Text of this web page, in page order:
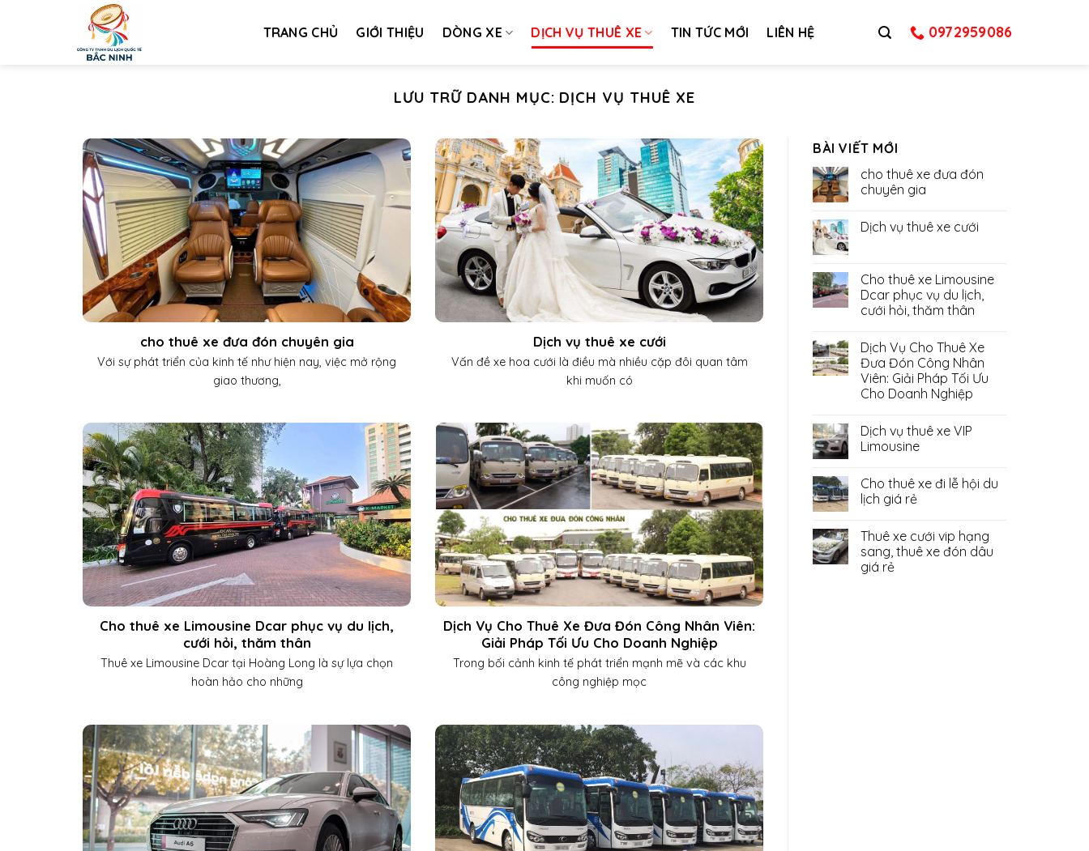
TRANG CHỦ GIỚI THIỆU DÒNG XE DỊCH VỤ THUÊ XE TIN TỨC MỚI LIÊN HỆ 0972959086
LƯU TRỮ DANH MỤC: DỊCH VỤ THUÊ XE
cho thuê xe đưa đón chuyên gia
Với sự phát triển của kinh tế như hiện nay, việc mở rộng
giao thương,
Dịch vụ thuê xe cưới
Vấn đề xe hoa cưới là điều mà nhiều cặp đôi quan tâm
khi muốn có
Cho thuê xe Limousine Dcar phục vụ du lịch,
cưới hỏi, thăm thân
Thuê xe Limousine Dcar tại Hoàng Long là sự lựa chọn
hoàn hảo cho những
Dịch Vụ Cho Thuê Xe Đưa Đón Công Nhân Viên:
Giải Pháp Tối Ưu Cho Doanh Nghiệp
Trong bối cảnh kinh tế phát triển mạnh mẽ và các khu
công nghiệp mọc
BÀI VIẾT MỚI
cho thuê xe đưa đón
chuyên gia
Dịch vụ thuê xe cưới
Cho thuê xe Limousine
Dcar phục vụ du lịch,
cưới hỏi, thăm thân
Dịch Vụ Cho Thuê Xe
Đưa Đón Công Nhân
Viên: Giải Pháp Tối Ưu
Cho Doanh Nghiệp
Dịch vụ thuê xe VIP
Limousine
Cho thuê xe đi lễ hội du
lịch giá rẻ
Thuê xe cưới vip hạng
sang, thuê xe đón dâu
giá rẻ